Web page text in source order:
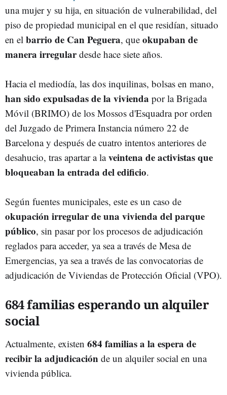
una mujer y su hija, en situación de vulnerabilidad, del
piso de propiedad municipal en el que residían, situado
en el barrio de Can Peguera, que okupaban de
manera irregulardesde hace siete años.
Hacia el mediodía, las dos inquilinas, bolsas en mano,
han sido expulsadas de la vivienda por la Brigada
Móvil (BRIMO) de los Mossos d'Esquadra por orden
del Juzgado de Primera Instancia número 22 de
Barcelona y después de cuatro intentos anteriores de
desahucio, tras apartar a laveintena de activistas que
bloqueaban la entrada del edificio.
Según fuentes municipales, este es un caso de
okupación irregular de una vivienda del parque
público, sin pasar por los procesos de adjudicación
reglados para acceder, ya sea a través de Mesa de
Emergencias, ya sea a través de las convocatorias de
adjudicación de Viviendas de Protección Oficial (VPO).
684 familias esperando un alquiler
social
Actualmente, existen 684 familias a la espera de
recibir la adjudicación de un alquiler social en una
vivienda pública.